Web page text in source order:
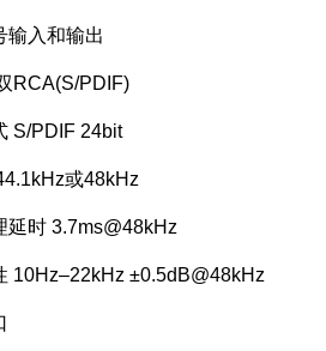
输入和输出
RCA(S/PDIF)
S/PDIF 24bit
或48kHz
延时 3.7ms@48kHz
10Hz–22kHz ±0.5dB@48kHz